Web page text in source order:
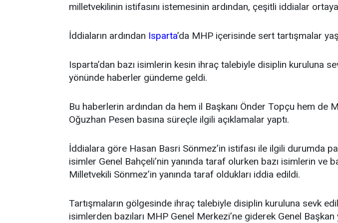
milletvekilinin istifasını istemesinin ardından, çeşitli iddialar ortaya
İddiaların ardından Isparta’da MHP içerisinde sert tartışmalar
Isparta’dan bazı isimlerin kesin ihraç talebiyle disiplin kuruluna
yönünde haberler gündeme geldi.
Bu haberlerin ardından da hem il Başkanı Önder Topçu hem de
Oğuzhan Pesen basına süreçle ilgili açıklamalar yaptı.
İddialara göre Hasan Basri Sönmez’in istifası ile ilgili durumda
isimler Genel Bahçeli’nin yanında taraf olurken bazı isimlerin ve
Milletvekili Sönmez’in yanında taraf oldukları iddia edildi.
Tartışmaların gölgesinde ihraç talebiyle disiplin kuruluna sevk
isimlerden bazıları MHP Genel Merkezi’ne giderek Genel Başkan